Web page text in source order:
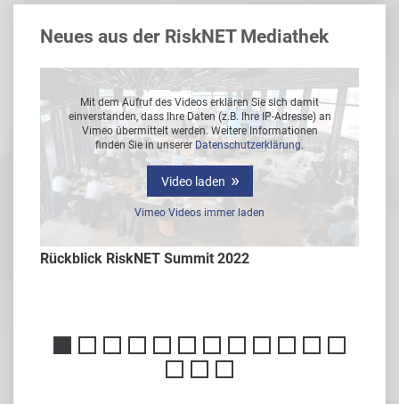
Neues aus der RiskNET Mediathek
Mit dem Aufruf des Videos erklären Sie sich damit
einverstanden, dass Ihre Daten (z.B. Ihre IP-Adresse) an
Vimeo übermittelt werden. Weitere Informationen
finden Sie in unserer Datenschutzerklärung.
Video laden
Vimeo Videos immer laden
Rückblick RiskNET Summit 2022